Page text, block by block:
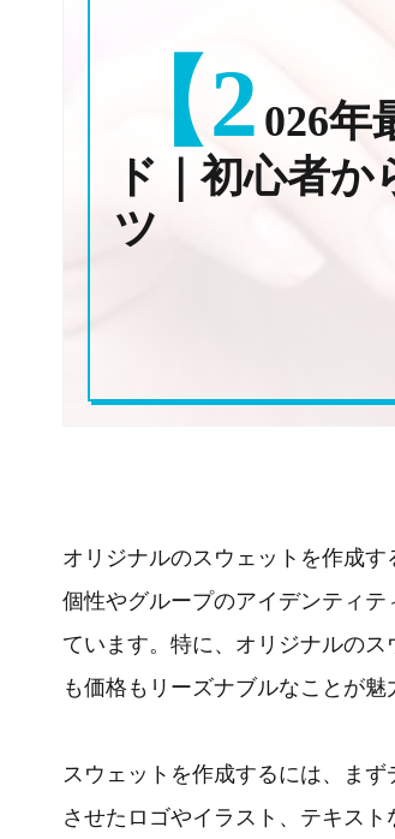
【2 026年
ド｜初心者
ツ
オリジナルのスウェットを作成
個性やグループのアイデンティ
ています。特に、オリジナルの
も価格もリーズナブルなことが魅
スウェットを作成するには、ま
させたロゴやイラスト、テキス